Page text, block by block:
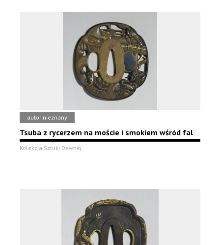
autor nieznany
Tsuba z rycerzem na moście i smokiem wśród fal
Kolekcja Sztuki Dawnej